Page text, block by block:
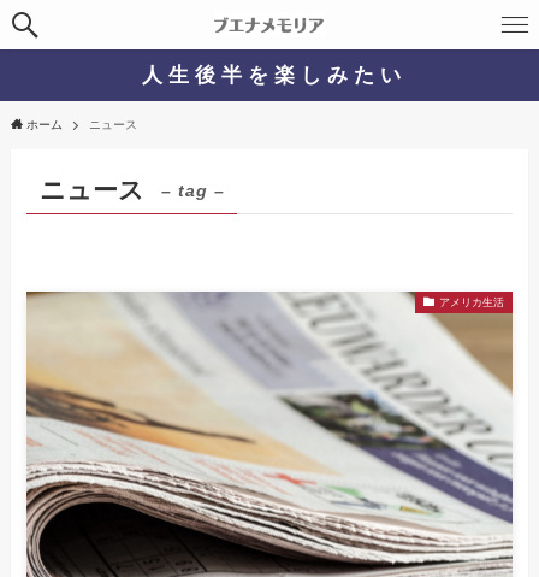
人 生 後 半 を 楽 し み た い
ホーム ニュース
ニュース – tag –
アメリカ生活